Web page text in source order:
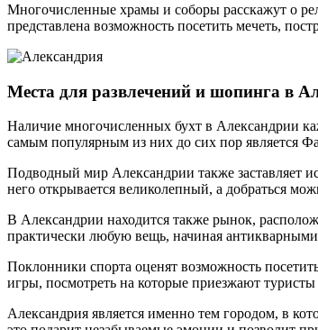
Многочисленные храмы и соборы расскажут о
представлена возможность посетить мечеть,
Места для развлечений и шопинга в
Наличие многочисленных бухт в Александрии
самым популярным из них до сих пор является
Подводный мир Александрии также заставляет
него открывается великолепный, а добраться
В Александрии находится также рынок,
практически любую вещь, начиная
Поклонники спорта оценят возможность
игры, посмотреть на которые приезжают туристы
Александрия является именно тем городом, в